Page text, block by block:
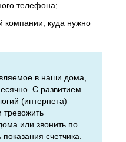
телефона;
куда нужно
в наши дома,
С развитием
(интернета)
тревожить
или звонить по
счетчика.